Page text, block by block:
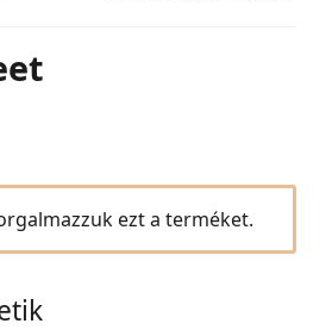
ezt a terméket.